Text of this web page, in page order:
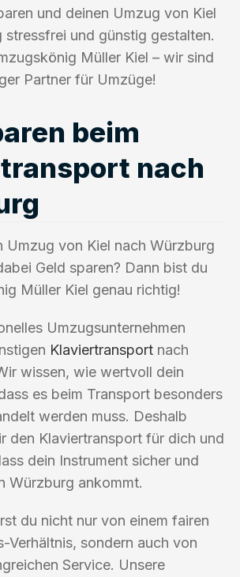
und deinen Umzug von Kiel
stressfrei und günstig gestalten.
Müller Kiel – wir sind
Partner für Umzüge!
beim
nach
Umzug von Kiel nach Würzburg
Geld sparen? Dann bist du
Müller Kiel genau richtig!
Umzugsunternehmen
Klaviertransport nach
wissen, wie wertvoll dein
es beim Transport besonders
werden muss. Deshalb
den Klaviertransport für dich und
dein Instrument sicher und
Würzburg ankommt.
du nicht nur von einem fairen
Verhältnis, sondern auch von
Service. Unsere